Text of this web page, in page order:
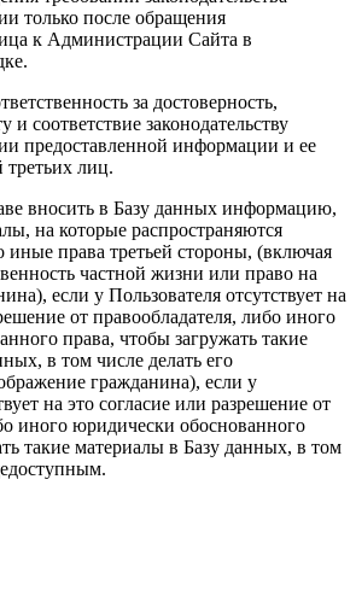
только после обращения
к Администрации Сайта в
за достоверность,
и соответствие законодательству
предоставленной информации и ее
третьих лиц.
вносить в Базу данных информацию,
на которые распространяются
иные права третьей стороны, (включая
частной жизни или право на
если у Пользователя отсутствует на
от правообладателя, либо иного
права, чтобы загружать такие
в том числе делать его
гражданина), если у
на это согласие или разрешение от
иного юридически обоснованного
такие материалы в Базу данных, в том